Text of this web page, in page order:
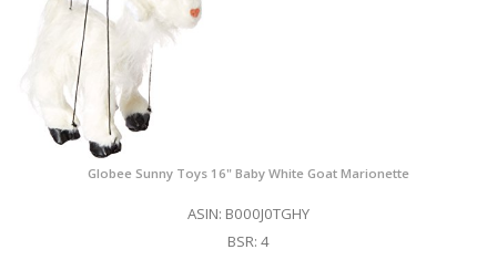
Globee Sunny Toys 16" Baby White Goat Marionette
ASIN: B000J0TGHY
BSR: 4